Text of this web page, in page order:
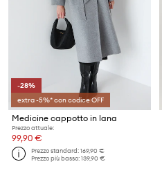
-28%
extra -5%* con codice OFF
Medicine cappotto in lana
Prezzo attuale:
99,90 €
Prezzo standard:169,90 €
Prezzo più basso:139,90 €